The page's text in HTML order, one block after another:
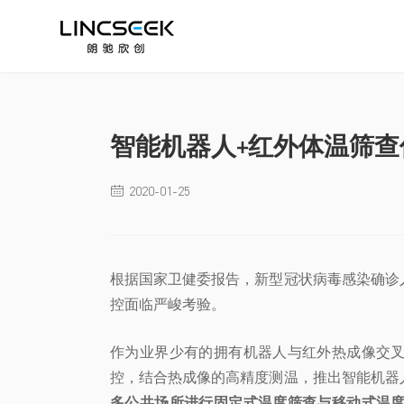
智能机器人+红外体温筛
 2020-01-25
根据国家卫健委报告，新型冠状病毒感染确
控面临严峻考验。
作为业界少有的拥有机器人与红外热成像交
控，结合热成像的高精度测温，推出智能机